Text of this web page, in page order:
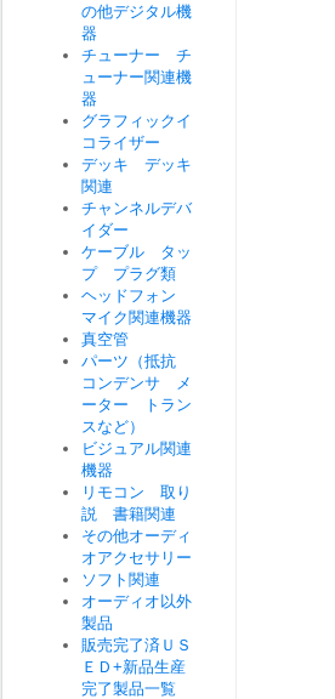
の他デジタル機
器
チューナー チ
ューナー関連機
器
グラフィックイ
コライザー
デッキ デッキ
関連
チャンネルデバ
イダー
ケーブル タッ
プ プラグ類
ヘッドフォン
マイク関連機器
真空管
パーツ（抵抗
コンデンサ メ
ーター トラン
スなど）
ビジュアル関連
機器
リモコン 取り
説 書籍関連
その他オーディ
オアクセサリー
ソフト関連
オーディオ以外
製品
販売完了済ＵＳ
ＥＤ+新品生産
完了製品一覧